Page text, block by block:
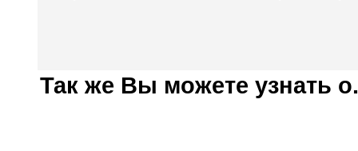
Так же Вы можете узнать